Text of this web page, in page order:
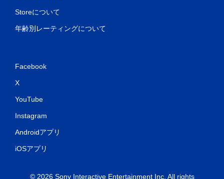
Storeについて
年齢別レーティングについて
Facebook
X
YouTube
Instagram
Androidアプリ
iOSアプリ
© 2026 Sony Interactive Entertainment Inc. All rights